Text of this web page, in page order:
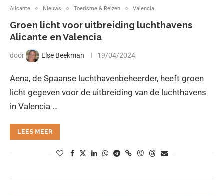
Alicante Nieuws Toerisme & Reizen Valencia
Groen licht voor uitbreiding luchthavens
Alicante en Valencia
door Else Beekman 19/04/2024
Aena, de Spaanse luchthavenbeheerder, heeft groen
licht gegeven voor de uitbreiding van de luchthavens
in Valencia …
LEES MEER